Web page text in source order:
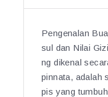
Pengenalan
sul dan Nilai
ng dikenal
pinnata, adalah
pis yang